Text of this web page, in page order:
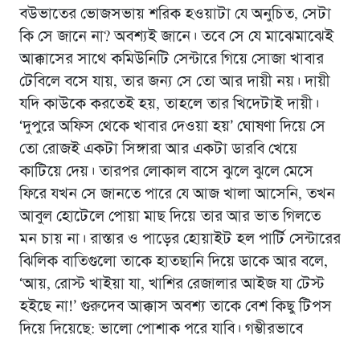
বউভাতের ভোজসভায় শরিক হওয়াটা যে অনুচিত, সেটা
কি সে জানে না? অবশ্যই জানে। তবে সে যে মাঝেমাঝেই
আক্কাসের সাথে কমিউনিটি সেন্টারে গিয়ে সোজা খাবার
টেবিলে বসে যায়, তার জন্য সে তো আর দায়ী নয়। দায়ী
যদি কাউকে করতেই হয়, তাহলে তার খিদেটাই দায়ী।
‘দুপুরে অফিস থেকে খাবার দেওয়া হয়’ ঘোষণা দিয়ে সে
তো রোজই একটা সিঙ্গারা আর একটা ডারবি খেয়ে
কাটিয়ে দেয়। তারপর লোকাল বাসে ঝুলে ঝুলে মেসে
ফিরে যখন সে জানতে পারে যে আজ খালা আসেনি, তখন
আবুল হোটেলে পোয়া মাছ দিয়ে তার আর ভাত গিলতে
মন চায় না। রাস্তার ও পাড়ের হোয়াইট হল পার্টি সেন্টারের
ঝিলিক বাতিগুলো তাকে হাতছানি দিয়ে ডাকে আর বলে,
‘আয়, রোস্ট খাইয়া যা, খাশির রেজালার আইজ যা টেস্ট
হইছে না!’ গুরুদেব আক্কাস অবশ্য তাকে বেশ কিছু টিপস
দিয়ে দিয়েছে: ভালো পোশাক পরে যাবি। গম্ভীরভাবে